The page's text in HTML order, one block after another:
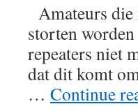
Amateurs
storten
repeaters niet
dat dit komt
… Continue